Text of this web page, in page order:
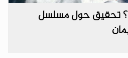
تحقيق حول مسلسل